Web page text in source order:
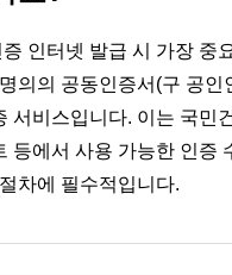
증 인터넷 발급 시 가장 중
의의 공동인증서(구 공인
서비스입니다. 이는 국민
등에서 사용 가능한 인증
차에 필수적입니다.